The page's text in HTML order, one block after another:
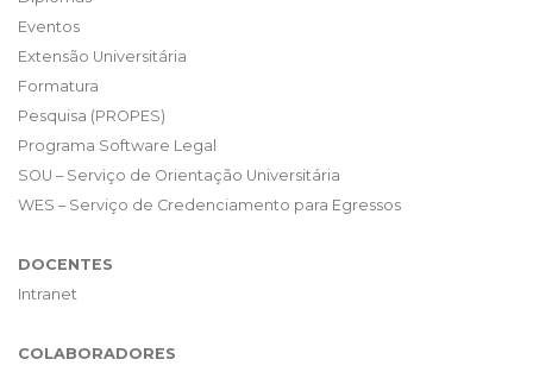
Eventos
Extensão Universitária
Formatura
Pesquisa (PROPES)
Programa Software Legal
SOU – Serviço de Orientação Universitária
WES – Serviço de Credenciamento para Egressos
DOCENTES
Intranet
COLABORADORES